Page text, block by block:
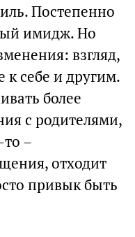
Постепенно
имидж. Но
взгляд,
к себе и другим.
более
с родителями,
–
отходит
привык быть